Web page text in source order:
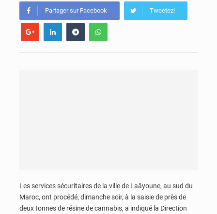
Partager sur Facebook Tweetez!
Les services sécuritaires de la ville de Laâyoune, au sud du
Maroc, ont procédé, dimanche soir, à la saisie de près de
deux tonnes de résine de cannabis, a indiqué la Direction